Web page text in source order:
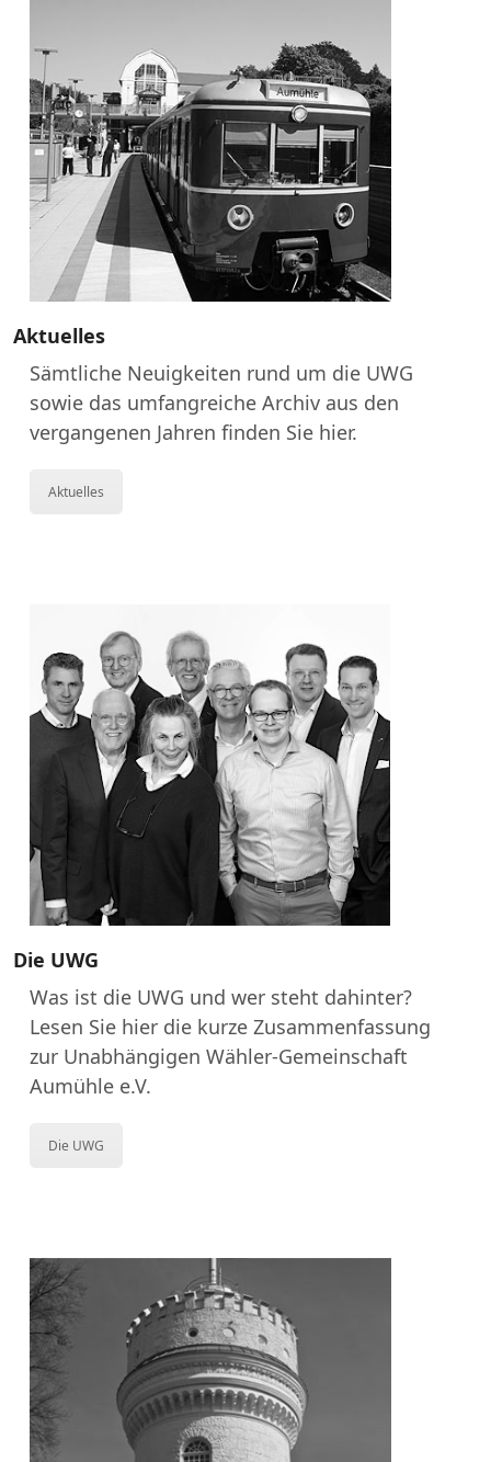
Aktuelles
Sämtliche Neuigkeiten rund um die UWG
sowie das umfangreiche Archiv aus den
vergangenen Jahren finden Sie hier.
Aktuelles
Die UWG
Was ist die UWG und wer steht dahinter?
Lesen Sie hier die kurze Zusammenfassung
zur Unabhängigen Wähler-Gemeinschaft
Aumühle e.V.
Die UWG